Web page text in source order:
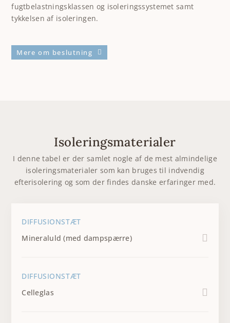
fugtbelastningsklassen og isoleringssystemet samt
tykkelsen af isoleringen.
Mere om beslutning
Isoleringsmaterialer
I denne tabel er der samlet nogle af de mest almindelige
isoleringsmaterialer som kan bruges til indvendig
efterisolering og som der findes danske erfaringer med.
DIFFUSIONSTÆT
Celleglas
DIFFUSIONSTÆT
Mineraluld (med dampspærre)